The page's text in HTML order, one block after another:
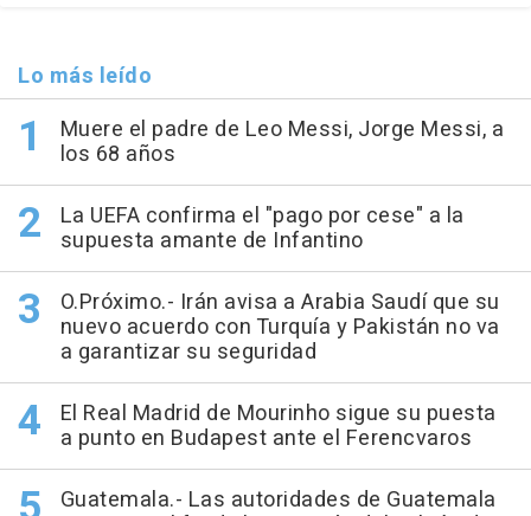
Lo más leído
Muere el padre de Leo Messi, Jorge Messi, a
los 68 años
La UEFA confirma el "pago por cese" a la
supuesta amante de Infantino
O.Próximo.- Irán avisa a Arabia Saudí que su
nuevo acuerdo con Turquía y Pakistán no va
a garantizar su seguridad
El Real Madrid de Mourinho sigue su puesta
a punto en Budapest ante el Ferencvaros
Guatemala.- Las autoridades de Guatemala